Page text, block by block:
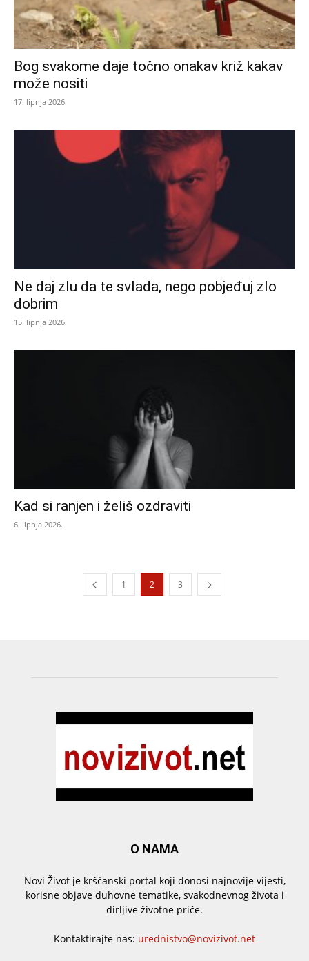
Bog svakome daje točno onakav križ kakav
može nositi
17. lipnja 2026.
Ne daj zlu da te svlada, nego pobjeđuj zlo
dobrim
15. lipnja 2026.
Kad si ranjen i želiš ozdraviti
6. lipnja 2026.
1 2 3
O NAMA
Novi Život je kršćanski portal koji donosi najnovije vijesti,
korisne objave duhovne tematike, svakodnevnog života i
dirljive životne priče.
Kontaktirajte nas: urednistvo@novizivot.net